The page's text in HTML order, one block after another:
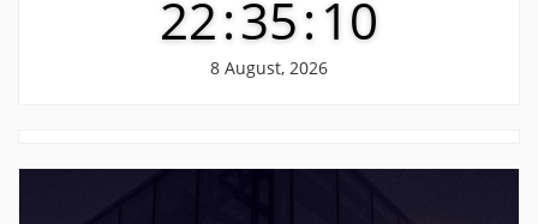
22:35:11
8 August, 2026